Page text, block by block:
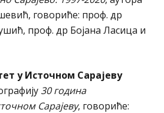
говориће: проф. др
проф. др Бојана Ласица и
у Источном Сарајеву
30 година
Сарајеву, говориће: